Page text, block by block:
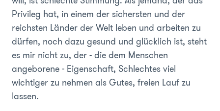
Privileg hat, in einem der sichersten und der
reichsten Länder der Welt leben und arbeiten zu
dürfen, noch dazu gesund und glücklich ist, steht
es mir nicht zu, der - die dem Menschen
angeborene - Eigenschaft, Schlechtes viel
wichtiger zu nehmen als Gutes, freien Lauf zu
lassen.